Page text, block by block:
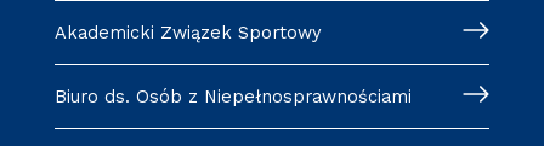
Akademicki Związek Sportowy
Biuro ds. Osób z Niepełnosprawnościami